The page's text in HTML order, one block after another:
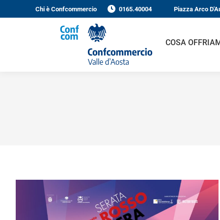
Chi è Confcommercio 0165.40004 Piazza Arco
COSA